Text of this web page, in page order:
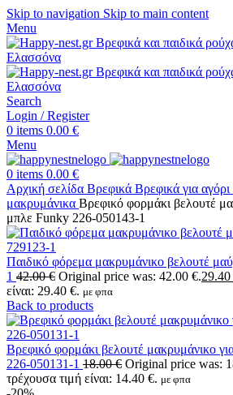
Skip to navigation Skip to main content
Menu
Search
Login / Register
0 items 0.00 €
Menu
0 items 0.00 €
Αρχική σελίδα Βρεφικά Βρεφικά για αγόρι
μακρυμάνικα Βρεφικό φορμάκι βελουτέ
μπλε Funky 226-050143-1
Παιδικό φόρεμα μακρυμάνικο βελουτέ
1 42.00€ Original price was: 42.00 €.29.40
είναι: 29.40 €. με φπα
Back to products
Βρεφικό φορμάκι βελουτέ μακρυμάνικο
226-050131-1 18.00€ Original price was:
τρέχουσα τιμή είναι: 14.40 €. με φπα